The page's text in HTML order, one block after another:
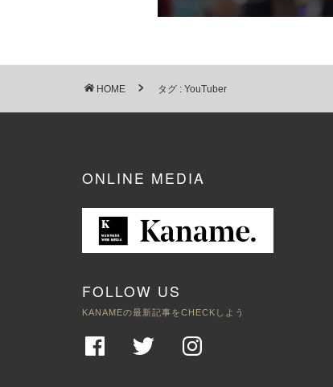
HOME タグ : YouTuber
ONLINE MEDIA
FOLLOW US
KANAMEの最新記事をCHECKしよう